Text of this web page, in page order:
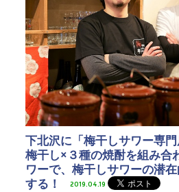
下北沢に「梅干しサワー専
梅干し×３種の焼酎を組み合
ワーで、梅干しサワーの潜
する！
2019.04.19